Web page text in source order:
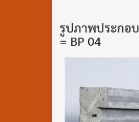
รูปภาพประกอ
= BP 04